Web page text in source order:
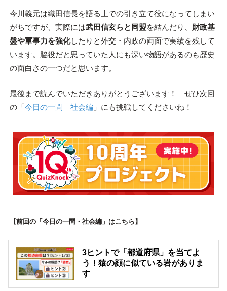
今川義元は織田信長を語る上での引き立て役になってしまい
がちですが、実際には武田信玄らと同盟を結んだり、 財政基
盤や軍事力を強化したりと外交・内政の両面で実績を残して
います。脇役だと思っていた人にも深い物語があるのも歴史
の面白さの一つだと思います。
最後まで読んでいただきありがとうございます！ ぜひ次回
の「今日の一問 社会編」にも挑戦してくださいね！
【前回の「今日の一問・社会編」はこちら】
3ヒントで「都道府県」を当てよ
う！猿の顔に似ている岩がありま
す